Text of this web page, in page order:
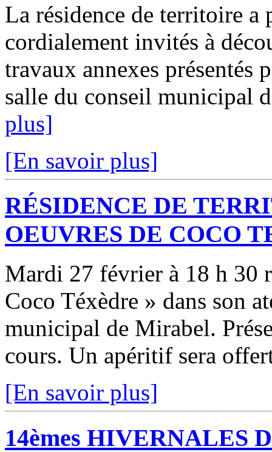
La résidence de territoire a
cordialement invités à
travaux annexes présentés
salle du conseil municipal
plus]
[En savoir plus]
RÉSIDENCE DE
OEUVRES DE COCO
Mardi 27 février à 18 h 30
Coco Téxèdre » dans son
municipal de Mirabel.
cours. Un apéritif sera
[En savoir plus]
14èmes HIVERNALES